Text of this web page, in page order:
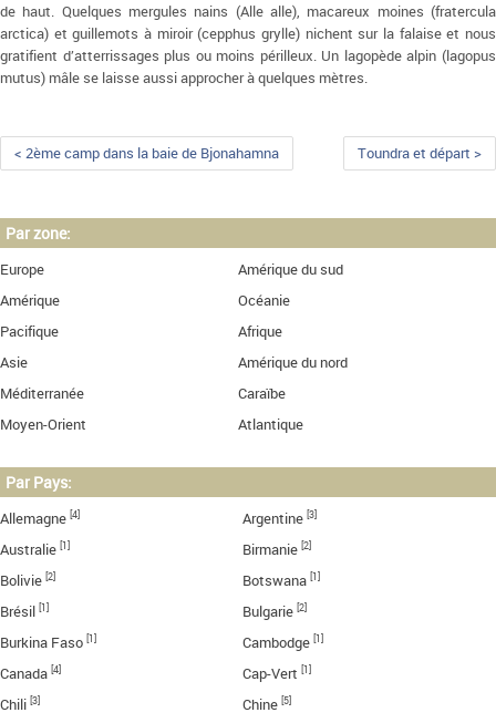
de haut. Quelques mergules nains (Alle alle), macareux moines (fratercula
arctica) et guillemots à miroir (cepphus grylle) nichent sur la falaise et nous
gratifient d’atterrissages plus ou moins périlleux. Un lagopède alpin (lagopus
mutus) mâle se laisse aussi approcher à quelques mètres.
< 2ème camp dans la baie de Bjonahamna Toundra et départ >
Par zone:
Europe
Amérique du sud
Amérique
Océanie
Pacifique
Afrique
Asie
Amérique du nord
Méditerranée
Caraïbe
Moyen-Orient
Atlantique
Par Pays:
Allemagne [4] Argentine [3]
Australie [1] Birmanie [2]
Bolivie [2] Botswana [1]
Brésil [1] Bulgarie [2]
Burkina Faso [1] Cambodge [1]
Canada [4] Cap-Vert [1]
Chili [3] Chine [5]